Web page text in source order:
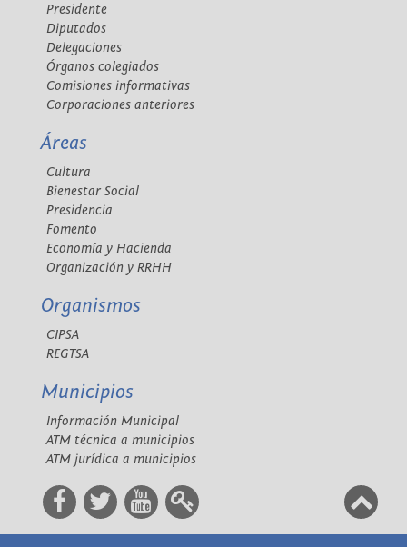
Presidente
Diputados
Delegaciones
Órganos colegiados
Comisiones informativas
Corporaciones anteriores
Áreas
Cultura
Bienestar Social
Presidencia
Fomento
Economía y Hacienda
Organización y RRHH
Organismos
CIPSA
REGTSA
Municipios
Información Municipal
ATM técnica a municipios
ATM jurídica a municipios